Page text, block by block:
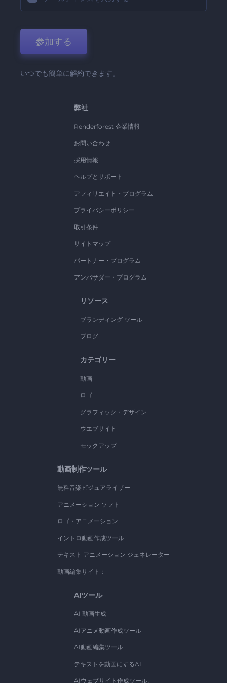
参加する
いつでも簡単に解約できます。
弊社
Renderforest 企業情報
お問い合わせ
採用情報
ヘルプとサポート
アフィリエイト・プログラム
プライバシーポリシー
取引条件
サイトマップ
パートナー・プログラム
アンバサダー・プログラム
リソース
ブランディング ツール
ブログ
カテゴリー
動画
ロゴ
グラフィック・デザイン
ウエブサイト
モックアップ
動画制作ツール
無料音楽ビジュアライザー
アニメーション ソフト
ロゴ・アニメーション
イントロ動画作成ツール
テキスト アニメーション ジェネレーター
動画編集サイト：
AIツール
AI 動画生成
AIアニメ動画作成ツール
AI動画編集ツール
テキストを動画にするAI
AIウェブサイト作成ツール。